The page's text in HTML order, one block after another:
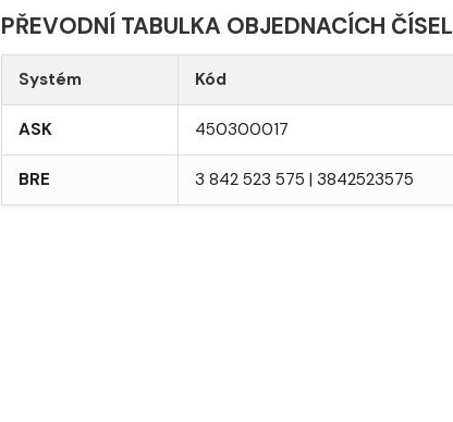
PŘEVODNÍ TABULKA OBJEDNACÍCH ČÍSEL
Systém Kód
ASK 450300017
BRE 3 842 523 575 | 3842523575